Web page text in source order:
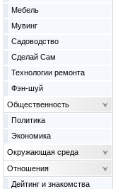
Мебель
Мувинг
Садоводство
Сделай Сам
Технологии ремонта
Фэн-шуй
Общественность
Политика
Экономика
Окружающая среда
Отношения
Дейтинг и знакомства